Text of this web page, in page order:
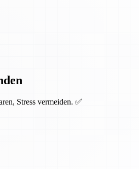
Stress vermeiden. ✅